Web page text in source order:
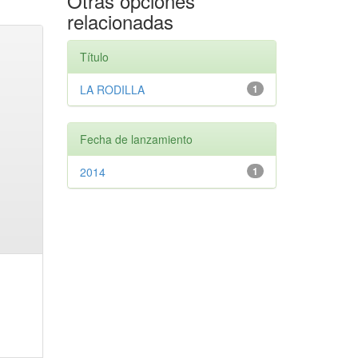
relacionadas
Título
1
LA RODILLA
Fecha de lanzamiento
1
2014